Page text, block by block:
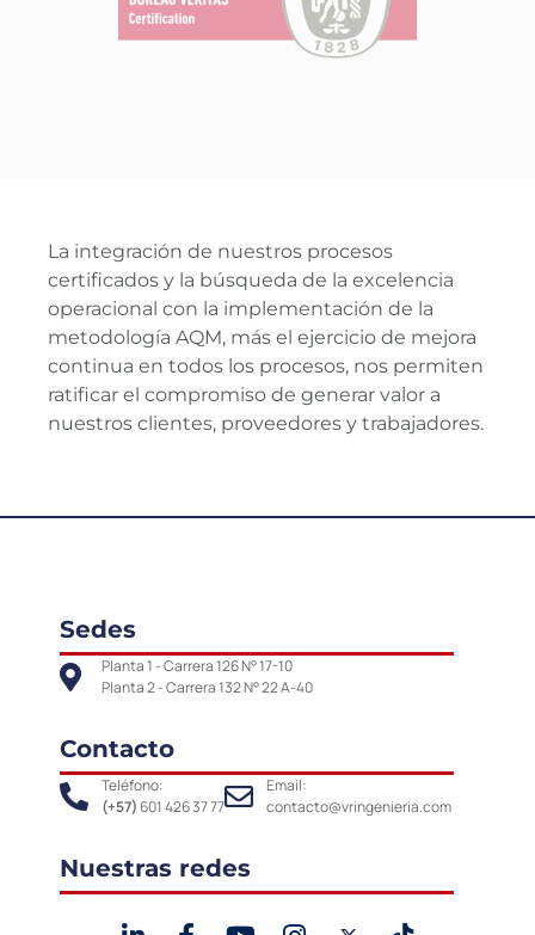
La integración de nuestros procesos
certificados y la búsqueda de la excelencia
operacional con la implementación de la
metodología AQM, más el ejercicio de mejora
continua en todos los procesos, nos permiten
ratificar el compromiso de generar valor a
nuestros clientes, proveedores y trabajadores.
Sedes
Planta 1 - Carrera 126 N° 17-10
Planta 2 - Carrera 132 N° 22 A-40
Contacto
Teléfono:
(+57)601 426 37 77
Email:
contacto@vringenieria.com
Nuestras redes